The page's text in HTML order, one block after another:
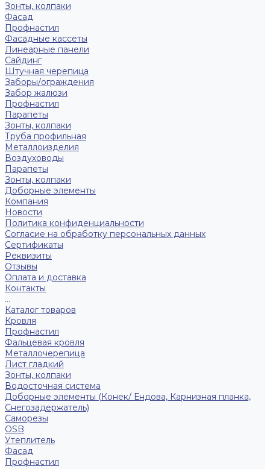
Зонты, колпаки
Фасад
Профнастил
Фасадные кассеты
Линеарные панели
Сайдинг
Штучная черепица
Заборы/ограждения
Забор жалюзи
Профнастил
Парапеты
Зонты, колпаки
Труба профильная
Металлоизделия
Воздуховоды
Парапеты
Зонты, колпаки
Доборные элементы
Компания
Новости
Политика конфиденциальности
Согласие на обработку персональных данных
Сертификаты
Реквизиты
Отзывы
Оплата и доставка
Контакты
...
Каталог товаров
Кровля
Профнастил
Фальцевая кровля
Металлочерепица
Лист гладкий
Зонты, колпаки
Водосточная система
Доборные элементы (Конек/ Ендова, Карнизная планка,
Снегозадержатель)
Саморезы
ОSB
Утеплитель
Фасад
Профнастил